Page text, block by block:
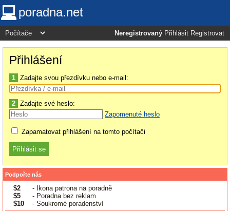
poradna.net
Neregistrovaný Přihlásit Registrovat
Přihlášení
1 Zadajte svou přezdívku nebo e-mail:
2 Zadajte své heslo:
Zapomenuté heslo
Zapamatovat přihlášení na tomto počítači
Podpořte nás
$2
- Ikona patrona na poradně
$5
- Poradna bez reklam
$10
- Soukromé poradenství